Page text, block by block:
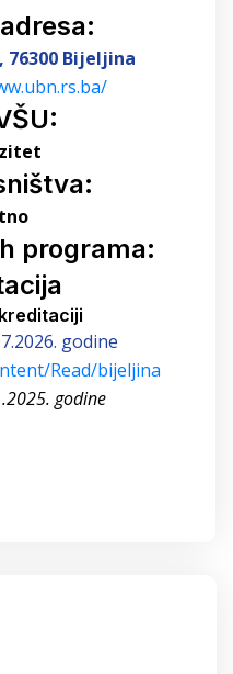
76300 Bijeljina
programa:
godine
Read/bijeljina
godine